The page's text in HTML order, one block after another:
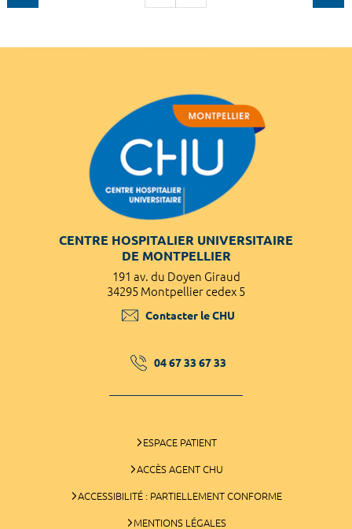
CENTRE HOSPITALIER UNIVERSITAIRE
DE MONTPELLIER
191 av. du Doyen Giraud
34295 Montpellier cedex 5
Contacter le CHU
04 67 33 67 33
ESPACE PATIENT
ACCÈS AGENT CHU
ACCESSIBILITÉ : PARTIELLEMENT CONFORME
MENTIONS LÉGALES